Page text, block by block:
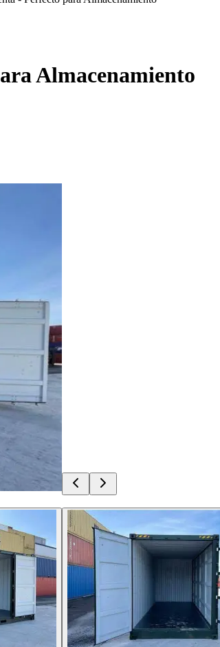
Almacenamiento